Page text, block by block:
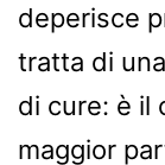
deperisce
tratta di
di cure: è il
maggior